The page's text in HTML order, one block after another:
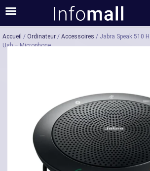
Acheter Description
Accueil / Ordinateur / Accessoires / Jabra Speak 510
Usb – Microphone